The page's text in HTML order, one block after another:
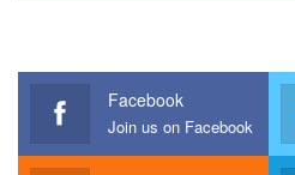
Facebook
Join us on Facebook